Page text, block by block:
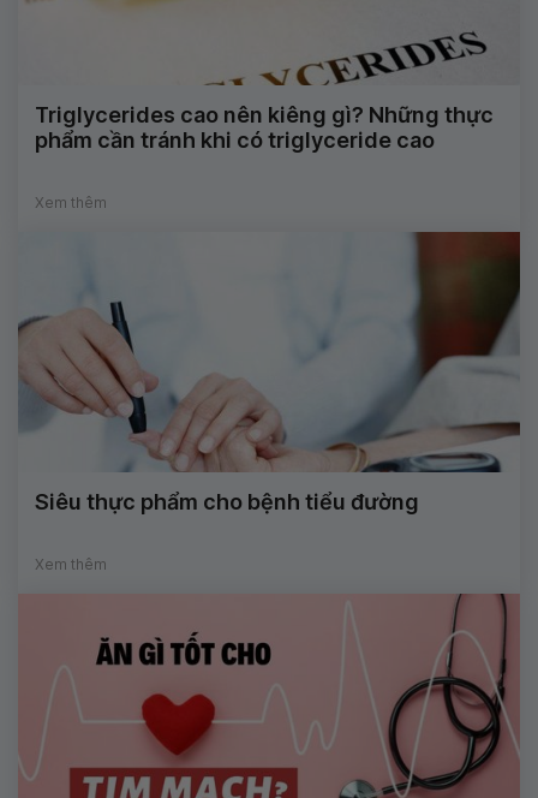
Triglycerides cao nên kiêng gì? Những thực
phẩm cần tránh khi có triglyceride cao
Xem thêm
Siêu thực phẩm cho bệnh tiểu đường
Xem thêm